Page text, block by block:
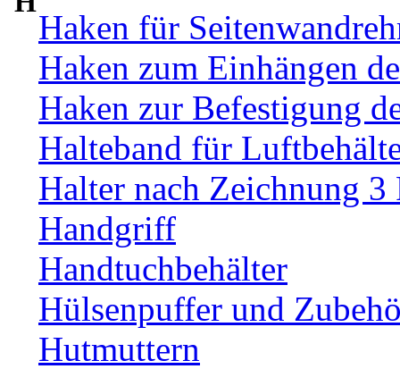
Haken für
Haken zum Einhängen
Haken zur Befestigung
Halteband für
Halter nach Zeichnung
Handgriff
Handtuchbehälter
Hülsenpuffer und
Hutmuttern